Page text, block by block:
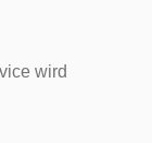
wird